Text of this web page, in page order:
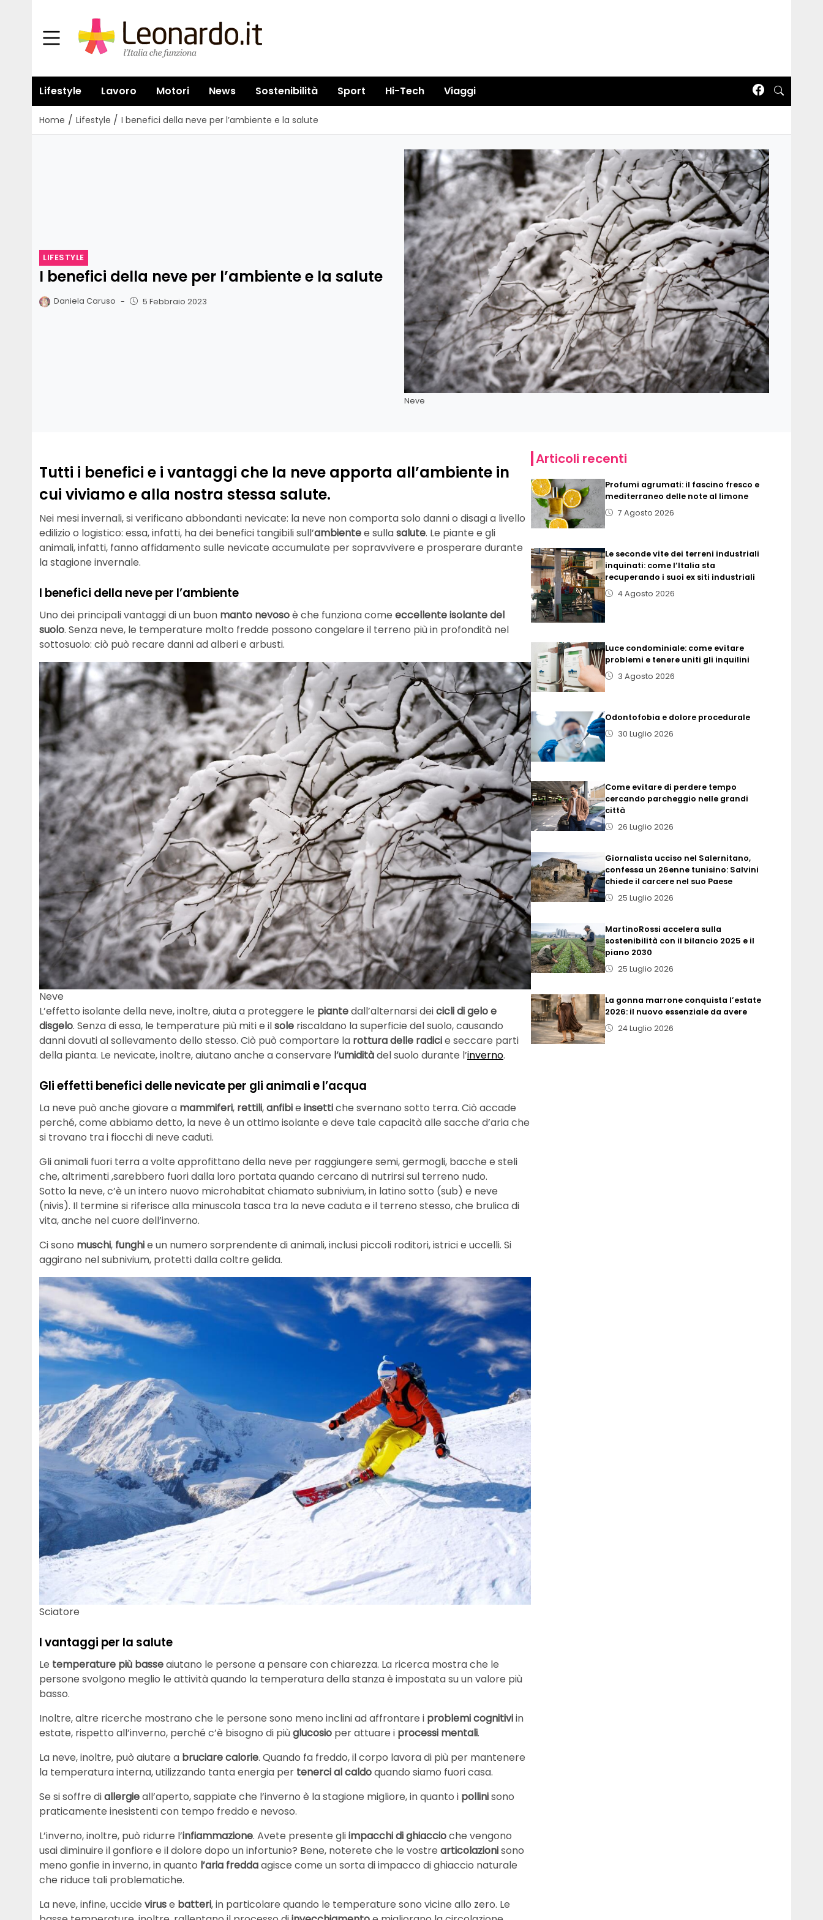
Lifestyle Lavoro Motori News Sostenibilità Sport Hi-Tech Viaggi
Home / Lifestyle / I benefici della neve per l’ambiente e la salute
LIFESTYLE
I benefici della neve per l’ambiente e la salute
Daniela Caruso - 5 Febbraio 2023
Neve
Tutti i benefici e i vantaggi che la neve apporta all’ambiente in
cui viviamo e alla nostra stessa salute.
Nei mesi invernali, si verificano abbondanti nevicate: la neve non comporta solo danni o disagi a livello
edilizio o logistico: essa, infatti, ha dei benefici tangibili sull’ambientee sullasalute. Le piante e gli
animali, infatti, fanno affidamento sulle nevicate accumulate per sopravvivere e prosperare durante
la stagione invernale.
I benefici della neve per l’ambiente
Uno dei principali vantaggi di un buon manto nevosoè che funziona come eccellente isolante del
suolo. Senza neve, le temperature molto fredde possono congelare il terreno più in profondità nel
sottosuolo: ciò può recare danni ad alberi e arbusti.
Neve
L’effetto isolante della neve, inoltre, aiuta a proteggere le piantedall’alternarsi deicicli di gelo e
disgelo. Senza di essa, le temperature più miti e ilsole riscaldano la superficie del suolo, causando
danni dovuti al sollevamento dello stesso. Ciò può comportare la rottura delle radicie seccare parti
della pianta. Le nevicate, inoltre, aiutano anche a conservare l’umiditàdel suolo durante l’inverno.
Gli effetti benefici delle nevicate per gli animali e l’acqua
La neve può anche giovare a mammiferi, rettili,anfibie insettiche svernano sotto terra. Ciò accade
perché, come abbiamo detto, la neve è un ottimo isolante e deve tale capacità alle sacche d’aria che
si trovano tra i fiocchi di neve caduti.
Gli animali fuori terra a volte approfittano della neve per raggiungere semi, germogli, bacche e steli
che, altrimenti ,sarebbero fuori dalla loro portata quando cercano di nutrirsi sul terreno nudo.
Sotto la neve, c’è un intero nuovo microhabitat chiamato subnivium, in latino sotto (sub) e neve
(nivis). Il termine si riferisce alla minuscola tasca tra la neve caduta e il terreno stesso, che brulica di
vita, anche nel cuore dell’inverno.
Ci sono muschi, funghie un numero sorprendente di animali, inclusi piccoli roditori, istrici e uccelli. Si
aggirano nel subnivium, protetti dalla coltre gelida.
Sciatore
I vantaggi per la salute
Le temperature più basseaiutano le persone a pensare con chiarezza. La ricerca mostra che le
persone svolgono meglio le attività quando la temperatura della stanza è impostata su un valore più
basso.
Inoltre, altre ricerche mostrano che le persone sono meno inclini ad affrontare i problemi cognitiviin ​​
estate, rispetto all’inverno, perché c’è bisogno di piùglucosio per attuare i processi mentali.
La neve, inoltre, può aiutare a bruciare calorie. Quando fa freddo, il corpo lavora di più per mantenere
la temperatura interna, utilizzando tanta energia per tenerci al caldoquando siamo fuori casa.
Se si soffre diallergieall’aperto, sappiate che l’inverno è la stagione migliore, in quanto i pollinisono
praticamente inesistenti con tempo freddo e nevoso.
L’inverno, inoltre, può ridurre l’infiammazione. Avete presente gliimpacchi di ghiaccioche vengono
usai diminuire il gonfiore e il dolore dopo un infortunio? Bene, noterete che le vostre articolazionisono
meno gonfie in inverno, in quanto l’aria freddaagisce come un sorta di impacco di ghiaccio naturale
che riduce tali problematiche.
La neve, infine, uccide viruse batteri, in particolare quando le temperature sono vicine allo zero. Le
Articoli recenti
Profumi agrumati: il fascino fresco e
mediterraneo delle note al limone
7 Agosto 2026
Le seconde vite dei terreni industriali
inquinati: come l’Italia sta
recuperando i suoi ex siti industriali
4 Agosto 2026
Luce condominiale: come evitare
problemi e tenere uniti gli inquilini
3 Agosto 2026
Odontofobia e dolore procedurale
30 Luglio 2026
Come evitare di perdere tempo
cercando parcheggio nelle grandi
città
26 Luglio 2026
Giornalista ucciso nel Salernitano,
confessa un 26enne tunisino: Salvini
chiede il carcere nel suo Paese
25 Luglio 2026
MartinoRossi accelera sulla
sostenibilità con il bilancio 2025 e il
piano 2030
25 Luglio 2026
La gonna marrone conquista l’estate
2026: il nuovo essenziale da avere
24 Luglio 2026